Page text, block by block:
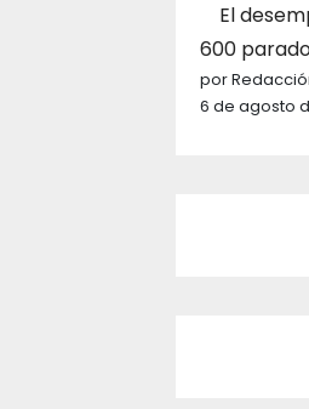
El
600
por
6 de agosto